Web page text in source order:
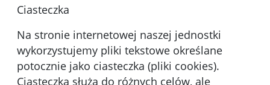
Ciasteczka
Na stronie internetowej naszej jednostki
wykorzystujemy pliki tekstowe określane
potocznie jako ciasteczka (pliki cookies).
Ciasteczka służą do różnych celów, ale